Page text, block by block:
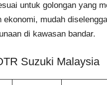
untuk golongan yang
ekonomi, mudah
di kawasan bandar.
Suzuki Malaysia